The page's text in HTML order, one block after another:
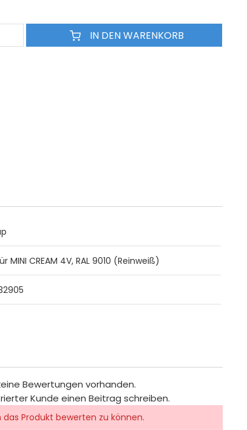
IN DEN WARENKORB
MINI CREAM 4V, RAL 9010 (Reinweiß)
Bewertungen vorhanden.
Kunde einen Beitrag schreiben.
Produkt bewerten zu können.